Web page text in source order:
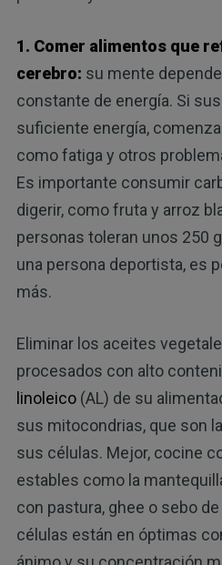
1. Comer alimentos que
cerebro: su mente
constante de energía. Si
suficiente energía,
como fatiga y otros
Es importante consumir
digerir, como fruta y arroz
personas toleran unos 250
una persona deportista, es
más.
Eliminar los aceites
procesados con alto
linoleico(AL) de su
sus mitocondrias, que son
sus células. Mejor, cocine
estables como la
con pastura, ghee o sebo
células están en óptimas